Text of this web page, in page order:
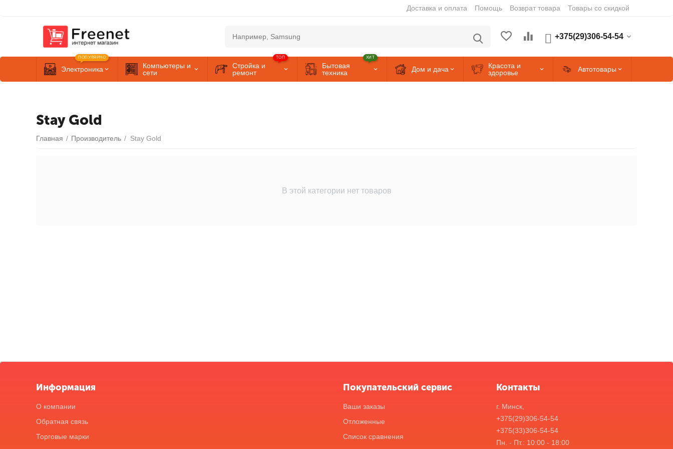
Доставка и оплата Помощь Возврат товара Товары со скидкой
+375(29)306-54-54
Электроника
ПОПУЛЯРНО
Компьютеры и
сети
Стройка и
ремонт
ТОП
Бытовая
техника
ХИТ
Дом и дача
Красота и
здоровье
Автотовары
Stay Gold
Главная / Производитель / Stay Gold
В этой категории нет товаров
Информация
О компании
Обратная связь
Торговые марки
Покупательский сервис
Ваши заказы
Отложенные
Список сравнения
Контакты
г. Минск,
+375(29)306-54-54
+375(33)306-54-54
Пн. - Пт.: 10:00 - 18:00